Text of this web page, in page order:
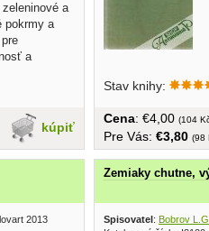
a
pokrmy a
a
kúpiť
Stav knihy:
Cena: €4,00 (104
Pre Vás: €3,80 (98
2013
Zemiaky chutne,
Spisovatel: Bobrov